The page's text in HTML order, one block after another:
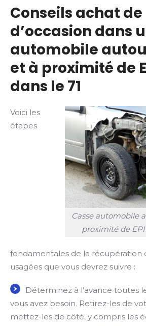
Conseils achat de
d’occasion dans
automobile
et à proximité de
dans le 71
Casse automobile
proximité de
Voici les
étapes
fondamentales de la récupération
usagées que vous devrez suivre :
Déterminez à l’avance toutes
vous avez besoin. Retirez-les de
mettez-les de côté, y compris les